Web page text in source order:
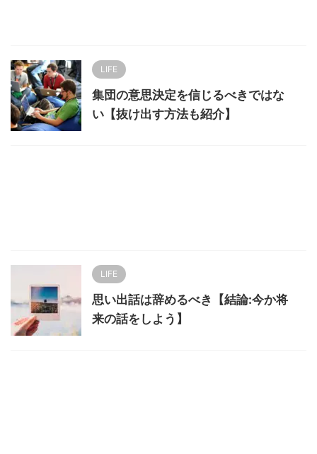
LIFE
集団の意思決定を信じるべきではな
い【抜け出す方法も紹介】
LIFE
思い出話は辞めるべき【結論:今か将
来の話をしよう】